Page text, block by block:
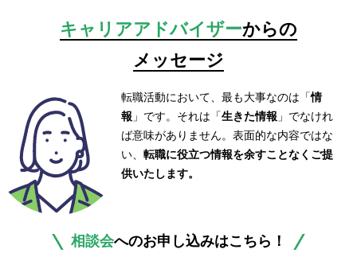
キャリアアドバイザーからの
メッセージ
転職活動において、最も大事なのは「情
報 」です。それは「生きた情報 」でなけれ
ば意味がありません。表面的な内容ではな
い、転職に役立つ情報を余すことなくご提
供いたします。
相談会へのお申し込みはこちら！